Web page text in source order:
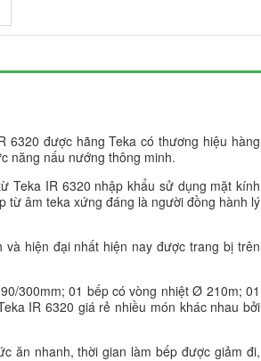
được hãng Teka có thương hiệu hàng
năng nấu nướng thông minh.
Teka IR 6320 nhập khẩu sử dụng mặt kính
từ âm teka xứng đáng là người đồng hành lý
hiện đại nhất hiện nay được trang bị trên
300mm; 01 bếp có vòng nhiệt Ø 210m; 01
IR 6320 giá rẻ nhiều món khác nhau bởi
ăn nhanh, thời gian làm bếp được giảm đi,